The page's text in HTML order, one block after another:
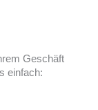
Geschäft
einfach: